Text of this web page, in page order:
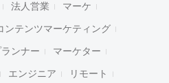
法人営業 マーケ
ンテンツマーケティング
ランナー マーケター
エンジニア リモート